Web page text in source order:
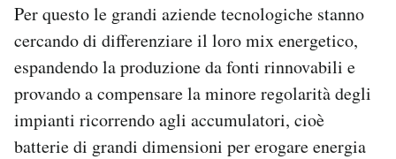
Per questo le grandi aziende tecnologiche stanno
cercando di differenziare il loro mix energetico,
espandendo la produzione da fonti rinnovabili e
provando a compensare la minore regolarità degli
impianti ricorrendo agli accumulatori, cioè
batterie di grandi dimensioni per erogare energia